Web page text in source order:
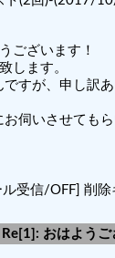
ございます！
します。
すが、申し訳
伺いさせても
受信/OFF] 削除
Re[1]: おはようご